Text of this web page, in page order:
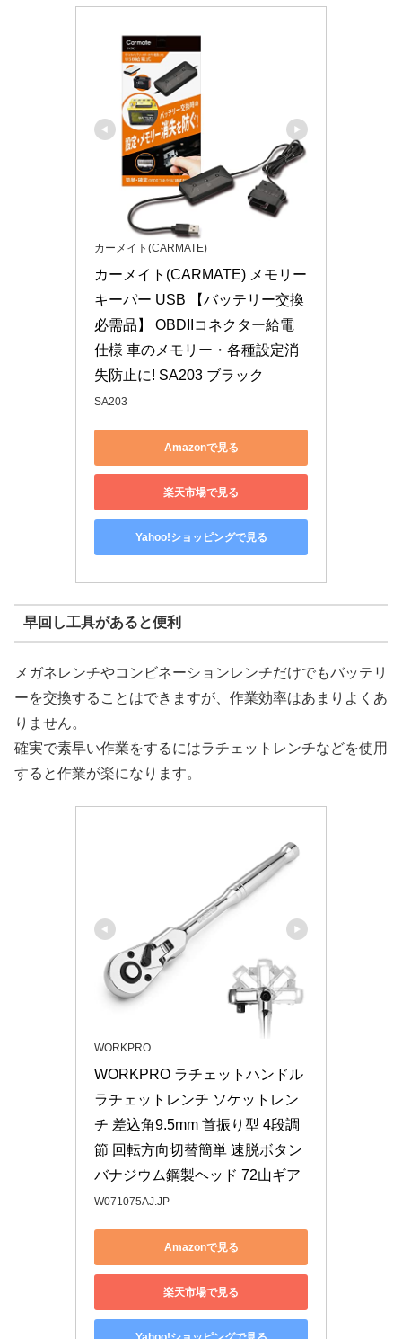
カーメイト(CARMATE)
カーメイト(CARMATE) メモリー
キーパー USB 【バッテリー交換
必需品】 OBDIIコネクター給電
仕様 車のメモリー・各種設定消
失防止に! SA203 ブラック
SA203
Amazonで見る
楽天市場で見る
Yahoo!ショッピングで見る
早回し工具があると便利
メガネレンチやコンビネーションレンチだけでもバッテリ
ーを交換することはできますが、作業効率はあまりよくあ
りません。
確実で素早い作業をするにはラチェットレンチなどを使用
すると作業が楽になります。
WORKPRO
WORKPRO ラチェットハンドル
ラチェットレンチ ソケットレン
チ 差込角9.5mm 首振り型 4段調
節 回転方向切替簡単 速脱ボタン
バナジウム鋼製ヘッド 72山ギア
W071075AJ.JP
Amazonで見る
楽天市場で見る